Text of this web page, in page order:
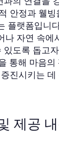
안정과 웰
플랫폼입니
나 자연 속에
있도록 돕고
통해 마음의
진시키는
제공